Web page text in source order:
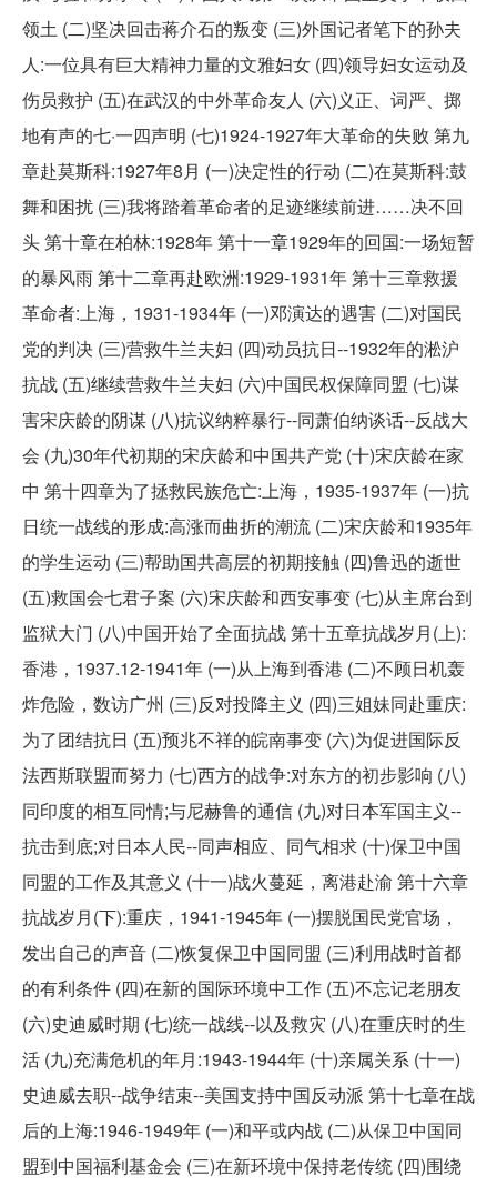
领土 (二)坚决回击蒋介石的叛变 (三)外国记者笔下的孙夫
人:一位具有巨大精神力量的文雅妇女 (四)领导妇女运动及
伤员救护 (五)在武汉的中外革命友人 (六)义正、词严、掷
地有声的七·一四声明 (七)1924-1927年大革命的失败 第九
章赴莫斯科:1927年8月 (一)决定性的行动 (二)在莫斯科:鼓
舞和困扰 (三)我将踏着革命者的足迹继续前进……决不回
头 第十章在柏林:1928年 第十一章1929年的回国:一场短暂
的暴风雨 第十二章再赴欧洲:1929-1931年 第十三章救援
革命者:上海，1931-1934年 (一)邓演达的遇害 (二)对国民
党的判决 (三)营救牛兰夫妇 (四)动员抗日--1932年的淞沪
抗战 (五)继续营救牛兰夫妇 (六)中国民权保障同盟 (七)谋
害宋庆龄的阴谋 (八)抗议纳粹暴行--同萧伯纳谈话--反战大
会 (九)30年代初期的宋庆龄和中国共产党 (十)宋庆龄在家
中 第十四章为了拯救民族危亡:上海，1935-1937年 (一)抗
日统一战线的形成:高涨而曲折的潮流 (二)宋庆龄和1935年
的学生运动 (三)帮助国共高层的初期接触 (四)鲁迅的逝世
(五)救国会七君子案 (六)宋庆龄和西安事变 (七)从主席台到
监狱大门 (八)中国开始了全面抗战 第十五章抗战岁月(上):
香港，1937.12-1941年 (一)从上海到香港 (二)不顾日机轰
炸危险，数访广州 (三)反对投降主义 (四)三姐妹同赴重庆:
为了团结抗日 (五)预兆不祥的皖南事变 (六)为促进国际反
法西斯联盟而努力 (七)西方的战争:对东方的初步影响 (八)
同印度的相互同情;与尼赫鲁的通信 (九)对日本军国主义--
抗击到底;对日本人民--同声相应、同气相求 (十)保卫中国
同盟的工作及其意义 (十一)战火蔓延，离港赴渝 第十六章
抗战岁月(下):重庆，1941-1945年 (一)摆脱国民党官场，
发出自己的声音 (二)恢复保卫中国同盟 (三)利用战时首都
的有利条件 (四)在新的国际环境中工作 (五)不忘记老朋友
(六)史迪威时期 (七)统一战线--以及救灾 (八)在重庆时的生
活 (九)充满危机的年月:1943-1944年 (十)亲属关系 (十一)
史迪威去职--战争结束--美国支持中国反动派 第十七章在战
后的上海:1946-1949年 (一)和平或内战 (二)从保卫中国同
盟到中国福利基金会 (三)在新环境中保持老传统 (四)围绕